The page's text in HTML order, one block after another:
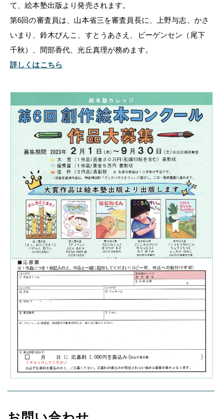
て、絵本塾出版より発売されます。
第6回の審査員は、山本省三を審査員長に、上野与志、かさ
いまり、鈴木びんこ、すとうあさえ、ビーゲンセン（尾下
千秋）、間部香代、光丘真理が務めます。
詳しくはこちら